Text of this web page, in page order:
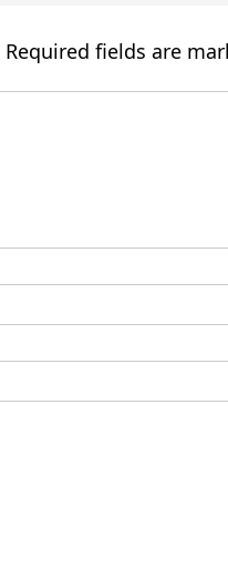
Required fields are